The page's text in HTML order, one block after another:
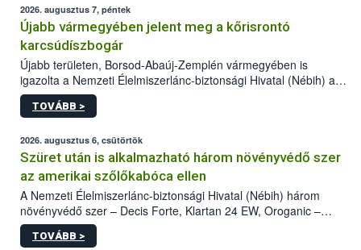
2026. augusztus 7, péntek
Újabb vármegyében jelent meg a kőrisrontó
karcsúdíszbogár
Újabb területen, Borsod-Abaúj-Zemplén vármegyében is
igazolta a Nemzeti Élelmiszerlánc-biztonsági Hivatal (Nébih) a
kőrisrontó karcsúdíszbogár (Agrilus planipennis) jelenlétét. A
kártevőt nem csak színcsapdában találták meg, de már fertőzött
az intenzív felderítést, emellett az intézkedéseket a szlovák
hatósággal is összehangolják a terjedés megállítása érdekében.
TOVÁBB >
2026. augusztus 6, csütörtök
Szüret után is alkalmazható három növényvédő szer
az amerikai szőlőkabóca ellen
A Nemzeti Élelmiszerlánc-biztonsági Hivatal (Nébih) három
növényvédő szer – Decis Forte, Klartan 24 EW, Oroganic –
engedélyokiratát módosította, így azok a szüretet követően,
egészen a vesszőérettség (BBCH 91) stádiumáig
TOVÁBB >